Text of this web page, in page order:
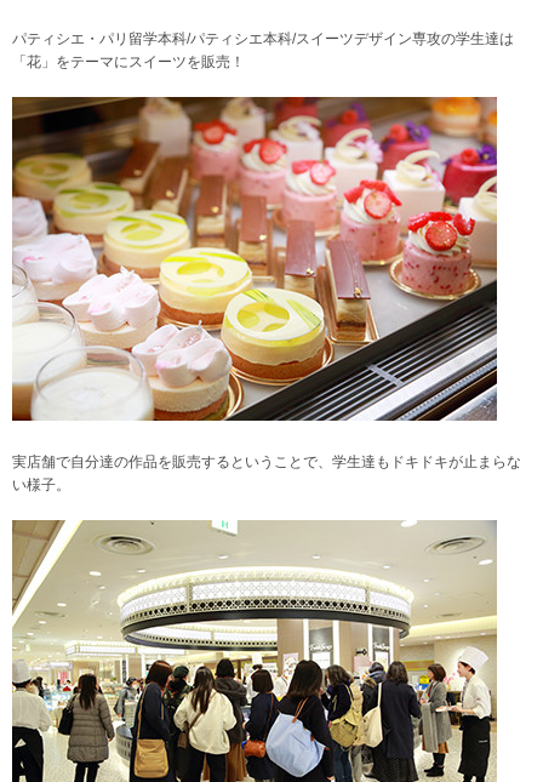
パティシエ・パリ留学本科/パティシエ本科/スイーツデザイン専攻の学生達は
「花」をテーマにスイーツを販売！
実店舗で自分達の作品を販売するということで、学生達もドキドキが止まらな
い様子。